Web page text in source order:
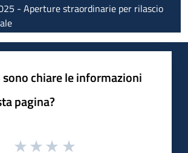
- Aperture straordinarie per rilascio
sono chiare le informazioni
pagina?